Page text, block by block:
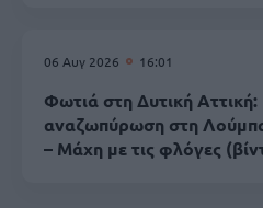
06 Αυγ 2026 16:01
Φωτιά στη Δυτική
αναζωπύρωση στη
– Μάχη με τις φλόγες